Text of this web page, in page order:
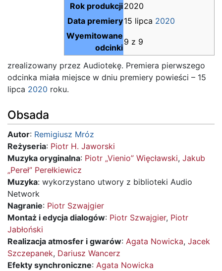
Rok produkcji2020
Data premiery15 lipca 2020
Wyemitowane
odcinki
9 z 9
zrealizowany przez Audiotekę. Premiera pierwszego
odcinka miała miejsce w dniu premiery powieści – 15
lipca 2020 roku.
Obsada
Autor: Remigiusz Mróz
Reżyseria: Piotr H. Jaworski
Muzyka oryginalna: Piotr „Vienio” Więcławski, Jakub
„Pereł” Perełkiewicz
Muzyka: wykorzystano utwory z biblioteki Audio
Network
Nagranie: Piotr Szwajgier
Montaż i edycja dialogów: Piotr Szwajgier, Piotr
Jabłoński
Realizacja atmosfer i gwarów: Agata Nowicka, Jacek
Szczepanek, Dariusz Wancerz
Efekty synchroniczne: Agata Nowicka